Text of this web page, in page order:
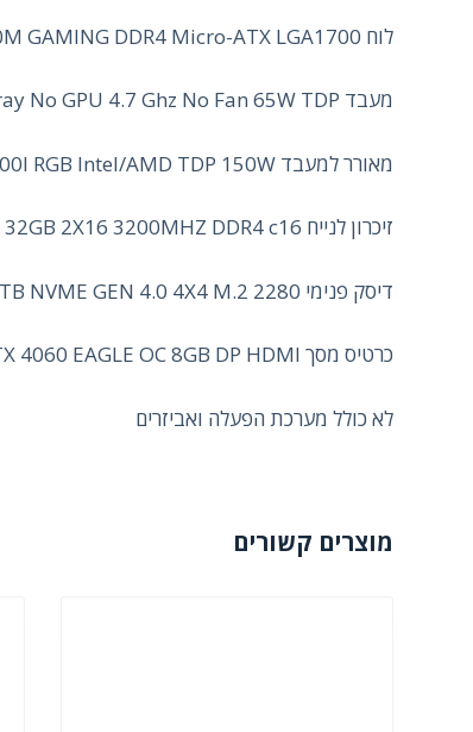
לוח Gigabyte B760M GAMING DDR4 Micro-ATX LGA1700
מעבד Intel Core I5-14400F Tray No GPU 4.7 Ghz No Fan 65W TDP
מאורר למעבד Antec A400I RGB Intel/AMD TDP 150W
זיכרון לנייח Corsair Vengeance RGB PRO 32GB 2X16 3200MHZ DDR4 c16
דיסק פנימי Kingston NV2 1TB NVME GEN 4.0 4X4 M.2 2280
כרטיס מסך Gigabyte RTX 4060 EAGLE OC 8GB DP HDMI
לא כולל מערכת הפעלה ואביזרים
מוצרים קשורים